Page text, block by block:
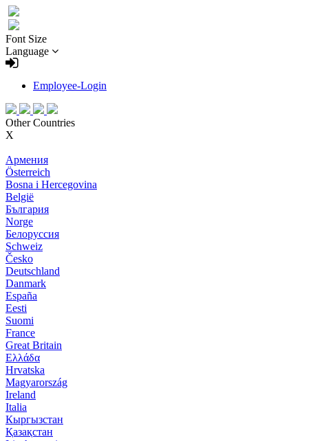
Font Size
Language
Employee-Login
Other Countries
X
Армения
Österreich
Bosna i Hercegovina
België
България
Norge
Белоруссия
Schweiz
Česko
Deutschland
Danmark
España
Eesti
Suomi
France
Great Britain
Ελλάδα
Hrvatska
Magyarország
Ireland
Italia
Кыргызстан
Қазақстан